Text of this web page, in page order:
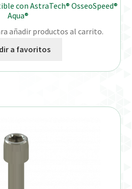
con AstraTech® OsseoSpeed®
Aqua®
añadir productos al carrito.
a favoritos